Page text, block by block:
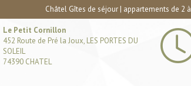
Châtel Gîtes de séjour | appartements de 2
Le Petit Cornillon
452 Route de Pré la Joux, LES PORTES DU
SOLEIL
74390 CHATEL